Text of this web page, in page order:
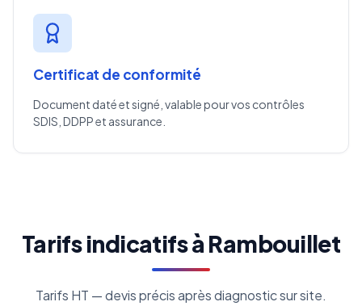
Certificat de conformité
Document daté et signé, valable pour vos contrôles
SDIS, DDPP et assurance.
Tarifs indicatifs à Rambouillet
Tarifs HT — devis précis après diagnostic sur site.